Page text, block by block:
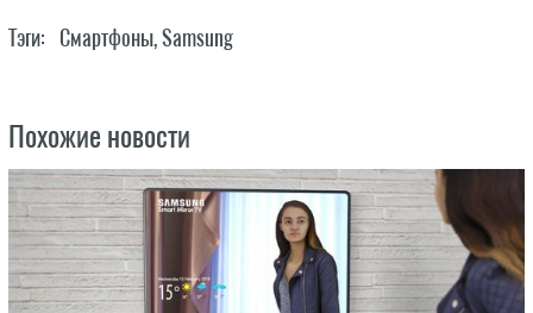
Тэги: Смартфоны,Samsung
Похожие новости